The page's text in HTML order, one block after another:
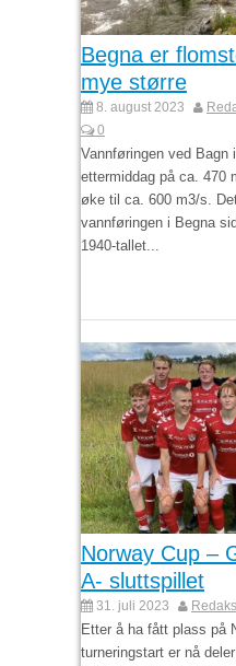
Begna er
mye større
8. august 2023
0
Vannføringen ved Bagn
ettermiddag på ca. 470
øke til ca. 600 m3/s.
vannføringen i Begna
1940-tallet...
Norway Cup –
A- sluttspillet
31. juli 2023
Etter å ha fått plass på
turneringstart er nå